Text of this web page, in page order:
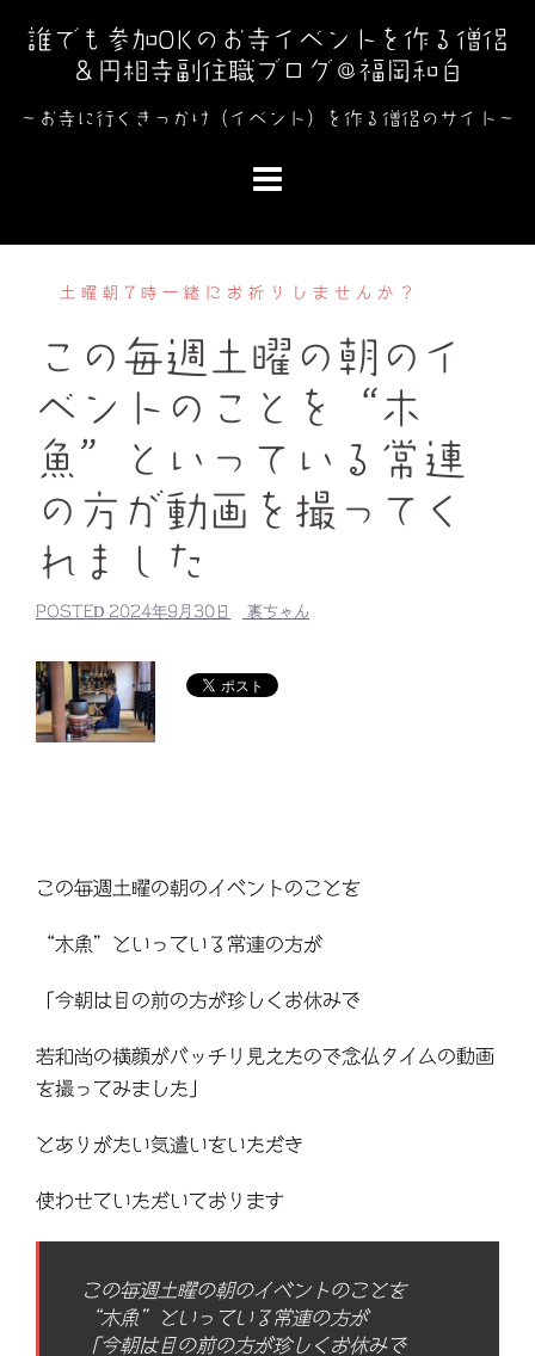
キ
誰でも参加OKのお寺イベントを作る僧侶
＆円相寺副住職ブログ＠福岡和白
～お寺に行くきっかけ（イベント）を作る僧侶のサイト～
土曜朝7時一緒にお祈りしませんか？
この毎週土曜の朝のイ
ベントのことを“木
魚”といっている常連
の方が動画を撮ってく
れました
POSTED 2024年9月30日 裏ちゃん
この毎週土曜の朝のイベントのことを
“木魚”といっている常連の方が
「今朝は目の前の方が珍しくお休みで
若和尚の横顔がバッチリ見えたので念仏タイムの動画
を撮ってみました」
とありがたい気遣いをいただき
使わせていただいております
この毎週土曜の朝のイベントのことを
“木魚”といっている常連の方が
「今朝は目の前の方が珍しくお休みで